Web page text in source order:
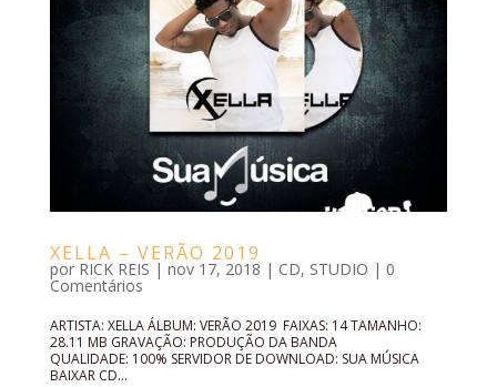
XELLA – VERÃO 2019
por RICK REIS | nov 17, 2018 | CD, STUDIO | 0
Comentários
ARTISTA: XELLA ÁLBUM: VERÃO 2019 FAIXAS: 14 TAMANHO:
28.11 MB GRAVAÇÃO: PRODUÇÃO DA BANDA
QUALIDADE: 100% SERVIDOR DE DOWNLOAD: SUA MÚSICA
BAIXAR CD...